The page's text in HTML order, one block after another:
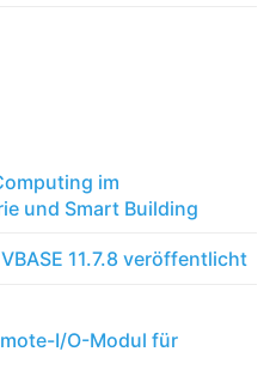
im
und Smart Building
11.7.8 veröffentlicht
I/O-Modul für